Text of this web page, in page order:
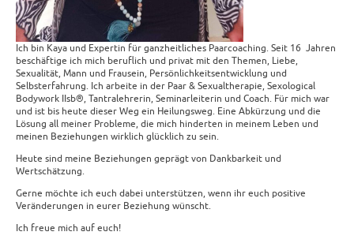
Ich bin Kaya und Expertin für ganzheitliches Paarcoaching. Seit 16 Jahren
beschäftige ich mich beruflich und privat mit den Themen, Liebe,
Sexualität, Mann und Frausein, Persönlichkeitsentwicklung und
Selbsterfahrung. Ich arbeite in der Paar & Sexualtherapie, Sexological
Bodywork IIsb®, Tantralehrerin, Seminarleiterin und Coach. Für mich war
und ist bis heute dieser Weg ein Heilungsweg. Eine Abkürzung und die
Lösung all meiner Probleme, die mich hinderten in meinem Leben und
meinen Beziehungen wirklich glücklich zu sein.
Heute sind meine Beziehungen geprägt von Dankbarkeit und
Wertschätzung.
Gerne möchte ich euch dabei unterstützen, wenn ihr euch positive
Veränderungen in eurer Beziehung wünscht.
Ich freue mich auf euch!